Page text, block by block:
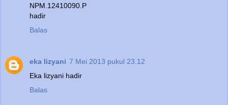
NPM.12410090.P
hadir
Balas
eka lizyani 7 Mei 2013 pukul 23.12
Eka lizyani hadir
Balas